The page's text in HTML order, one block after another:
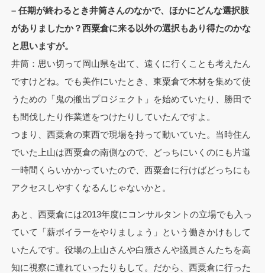
– 任期が終わるとき井筒さんのなかで、ほかにどんな選択肢
がありましたか？西粟倉に来る以外の選択もあり得たのかな
と思いますが。
井筒：思い切って岡山県を出て、遠くに行くことも考えたん
ですけどね。でも美作にいたとき、東粟倉で木材を集めて使
うための「鬼の搬出プロジェクト」を始めていたり、勝田で
も間伐したり作業道をつけたりしていたんですよ。
つまり、西粟倉の東西で現場を持って動いていた。当時住ん
でいた上山は西粟倉の南側なので、どっちにいくのにも片道
一時間くらいかかっていたので、西粟倉に行けばどっちにも
アクセスしやすくなるんじゃないかと。
あと、西粟倉には2013年度にコンサルタントの立場でも入っ
ていて「薪ボイラーをやりましょう」という働きかけもして
いたんです。役場の上山さんや白籏さんや議員さんたちを高
知に視察に連れていったりもして。だから、西粟倉に行った